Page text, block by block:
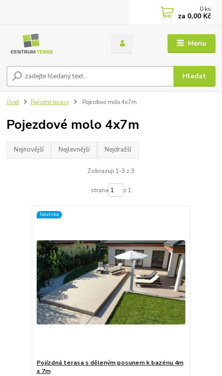
Menu
Hledat
0 ks
za 0,00 Kč
Úvod Pojízdné terasy Pojezdové molo 4x7m
Pojezdové molo 4x7m
Nejnovější Nejlevnější Nejdražší
Zobrazuji 1-3 z 3
strana z 1
Novinka
Pojízdná terasa s děleným posunem k bazénu 4m
x 7m